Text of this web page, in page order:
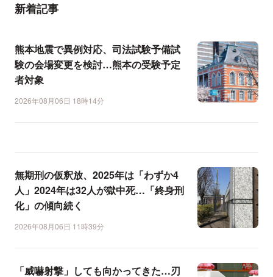
新着記事
熊本地震で異例対応、司法試験予備試
験の会場変更を検討…熊本の受験予定
者対象
2026年08月06日 18時14分
無期刑の仮釈放、2025年は「わずか4
人」2024年は32人が獄中死…「終身刑
化」の傾向続く
2026年08月06日 11時39分
「威嚇射撃」しても向かってきた…刃